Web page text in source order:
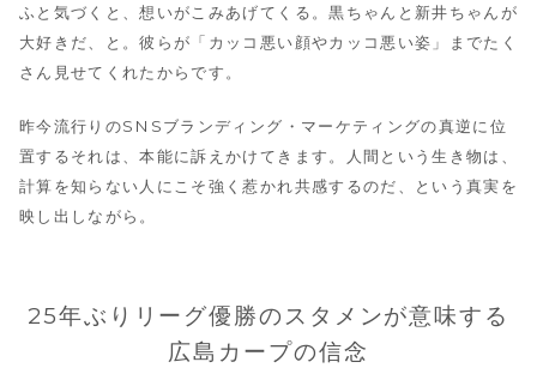
ふと気づくと、想いがこみあげてくる。黒ちゃんと新井ちゃんが
大好きだ、と。彼らが「カッコ悪い顔やカッコ悪い姿」までたく
さん見せてくれたからです。
昨今流行りのSNSブランディング・マーケティングの真逆に位
置するそれは、本能に訴えかけてきます。人間という生き物は、
計算を知らない人にこそ強く惹かれ共感するのだ、という真実を
映し出しながら。
25年ぶりリーグ優勝のスタメンが意味する
広島カープの信念